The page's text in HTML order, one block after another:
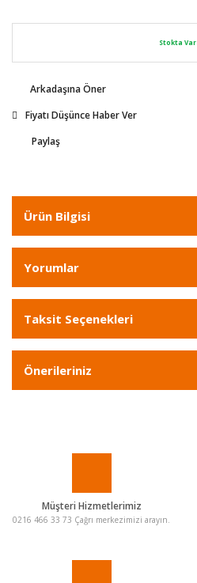
Stokta Var
Arkadaşına Öner
Fiyatı Düşünce Haber Ver
Paylaş
Ürün Bilgisi
Yorumlar
Taksit Seçenekleri
Önerileriniz
Müşteri Hizmetlerimiz
0216 466 33 73 Çağrı merkezimizi arayın.